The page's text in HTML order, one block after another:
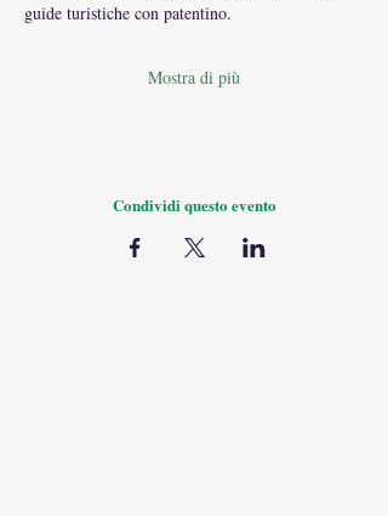
guide turistiche con patentino.
Mostra di più
Condividi questo evento